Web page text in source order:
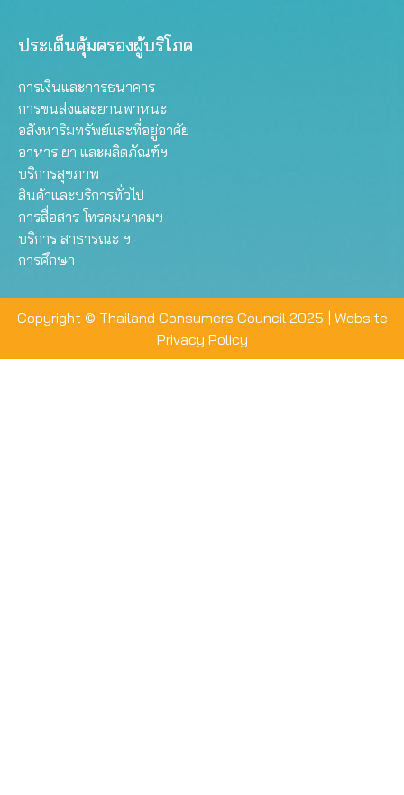
ประเด็นคุ้มครองผู้บริโภค
การเงินและการธนาคาร
การขนส่งและยานพาหนะ
อสังหาริมทรัพย์และที่อยู่อาศัย
อาหาร ยา และผลิตภัณฑ์ฯ
บริการสุขภาพ
สินค้าและบริการทั่วไป
การสื่อสาร โทรคมนาคมฯ
บริการ สาธารณะ ฯ
การศึกษา
Copyright © Thailand Consumers Council 2025 | Website
Privacy Policy